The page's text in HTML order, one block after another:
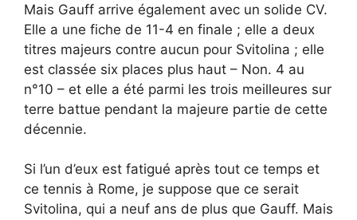
Mais Gauff arrive également avec un solide CV.
Elle a une fiche de 11-4 en finale ; elle a deux
titres majeurs contre aucun pour Svitolina ; elle
est classée six places plus haut – Non. 4 au
n°10 – et elle a été parmi les trois meilleures sur
terre battue pendant la majeure partie de cette
décennie.
Si l’un d’eux est fatigué après tout ce temps et
ce tennis à Rome, je suppose que ce serait
Svitolina, qui a neuf ans de plus que Gauff. Mais